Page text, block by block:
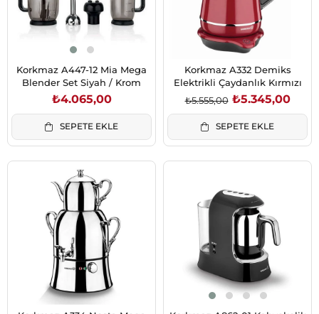
Korkmaz A447-12 Mia Mega
Blender Set Siyah / Krom
₺4.065,00
SEPETE EKLE
Korkmaz A332 Demiks
Elektrikli Çaydanlık Kırmızı
₺5.345,00
₺5.555,00
SEPETE EKLE